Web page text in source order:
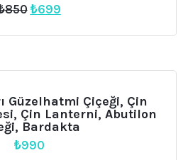
850 Orijinal
₺850.
₺699Şu
fiyat:
Güzelhatmi Çiçeği, Çin
Çin Lanterni, Abutilon
Bardakta
₺990